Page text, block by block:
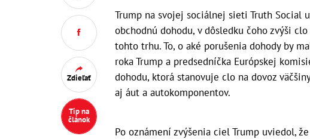
Zdieľať
Tip na
článok
Trump na svojej sociálnej sieti Truth Social
obchodnú dohodu, v dôsledku čoho zvýši
tohto trhu. To, o aké porušenia dohody by
roka Trump a predsedníčka Európskej
dohodu, ktorá stanovuje clo na dovoz
aj áut a autokomponentov.
Po oznámení zvýšenia ciel Trump uviedol,